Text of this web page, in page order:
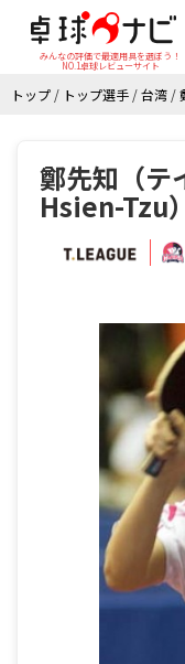
みんなの評価で最適用具を選ぼう！
NO.1卓球レビューサイト
トップ / トップ選手 /台湾 /
鄭先知（テ
Hsien-Tzu）